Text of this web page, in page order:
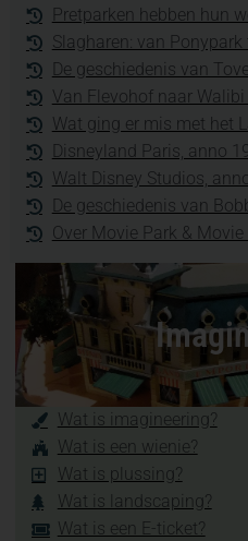
Pretparken hebben hun
Slagharen: van
De geschiedenis van
Van Flevohof naar Walibi
Wat ging er mis met het
Disneyland Paris, anno
Walt Disney Studios,
De geschiedenis van
Over Movie Park & Movie
Wat is imagineering?
Wat is een wienie?
Wat is plussing?
Wat is landscaping?
Wat is een E-ticket?